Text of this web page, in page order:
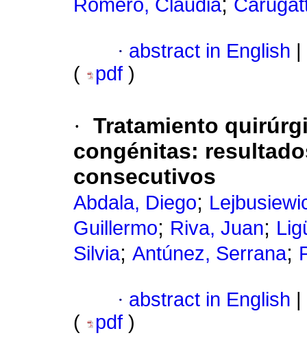
Romero, Claudia
· abstract in English
(
pdf )
· Tratamiento
congénitas:
consecutivos
Abdala, Diego;
Guillermo; Riva, Juan;
Silvia; Antúnez, Serrana;
· abstract in English
(
pdf )